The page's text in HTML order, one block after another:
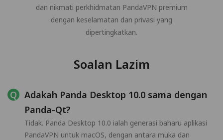
dan nikmati perkhidmatan PandaVPN premium
dengan keselamatan dan privasi yang
dipertingkatkan.
Soalan Lazim
Adakah Panda Desktop 10.0 sama dengan
Panda-Qt?
Tidak. Panda Desktop 10.0 ialah generasi baharu aplikasi
PandaVPN untuk macOS, dengan antara muka dan